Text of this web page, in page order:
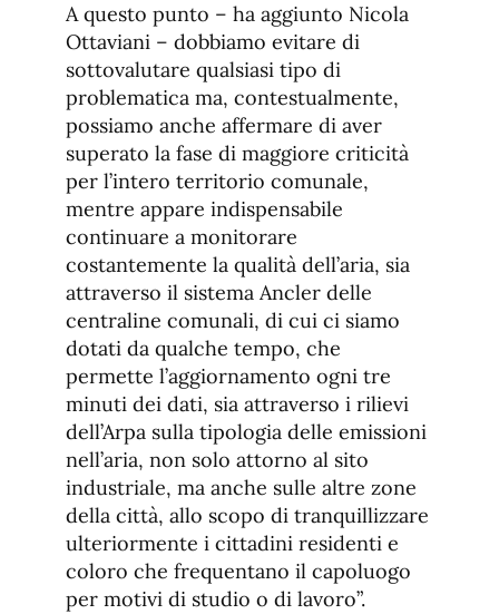
A questo punto – ha aggiunto Nicola
Ottaviani – dobbiamo evitare di
sottovalutare qualsiasi tipo di
problematica ma, contestualmente,
possiamo anche affermare di aver
superato la fase di maggiore criticità
per l’intero territorio comunale,
mentre appare indispensabile
continuare a monitorare
costantemente la qualità dell’aria, sia
attraverso il sistema Ancler delle
centraline comunali, di cui ci siamo
dotati da qualche tempo, che
permette l’aggiornamento ogni tre
minuti dei dati, sia attraverso i rilievi
dell’Arpa sulla tipologia delle emissioni
nell’aria, non solo attorno al sito
industriale, ma anche sulle altre zone
della città, allo scopo di tranquillizzare
ulteriormente i cittadini residenti e
coloro che frequentano il capoluogo
per motivi di studio o di lavoro”.